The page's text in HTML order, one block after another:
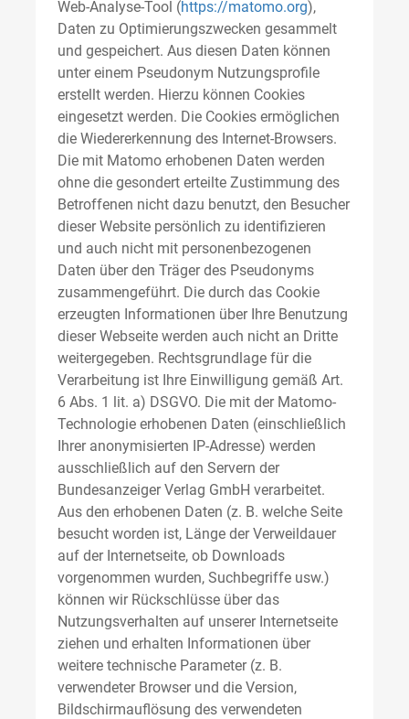
Web-Analyse-Tool (https://matomo.org),
Daten zu Optimierungszwecken gesammelt
und gespeichert. Aus diesen Daten können
unter einem Pseudonym Nutzungsprofile
erstellt werden. Hierzu können Cookies
eingesetzt werden. Die Cookies ermöglichen
die Wiedererkennung des Internet-Browsers.
Die mit Matomo erhobenen Daten werden
ohne die gesondert erteilte Zustimmung des
Betroffenen nicht dazu benutzt, den Besucher
dieser Website persönlich zu identifizieren
und auch nicht mit personenbezogenen
Daten über den Träger des Pseudonyms
zusammengeführt. Die durch das Cookie
erzeugten Informationen über Ihre Benutzung
dieser Webseite werden auch nicht an Dritte
weitergegeben. Rechtsgrundlage für die
Verarbeitung ist Ihre Einwilligung gemäß Art.
6 Abs. 1 lit. a) DSGVO. Die mit der Matomo-
Technologie erhobenen Daten (einschließlich
Ihrer anonymisierten IP-Adresse) werden
ausschließlich auf den Servern der
Bundesanzeiger Verlag GmbH verarbeitet.
Aus den erhobenen Daten (z. B. welche Seite
besucht worden ist, Länge der Verweildauer
auf der Internetseite, ob Downloads
vorgenommen wurden, Suchbegriffe usw.)
können wir Rückschlüsse über das
Nutzungsverhalten auf unserer Internetseite
ziehen und erhalten Informationen über
weitere technische Parameter (z. B.
verwendeter Browser und die Version,
Bildschirmauflösung des verwendeten